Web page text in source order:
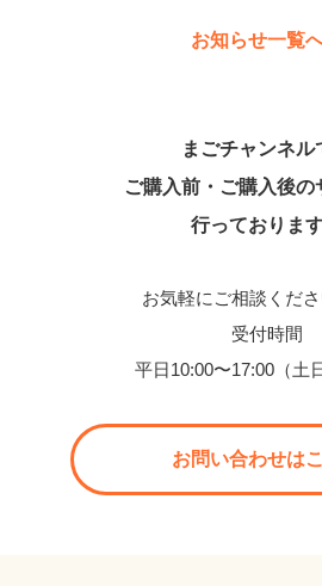
お知らせ一覧
まごチャンネル
ご購入前・ご購入後の
行っております
お気軽にご相談くださ
受付時間
平日10:00〜17:00（土
お問い合わせは